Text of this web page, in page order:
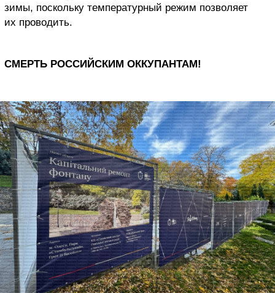
зимы, поскольку температурный режим позволяет
их проводить.
СМЕРТЬ РОССИЙСКИМ ОККУПАНТАМ!